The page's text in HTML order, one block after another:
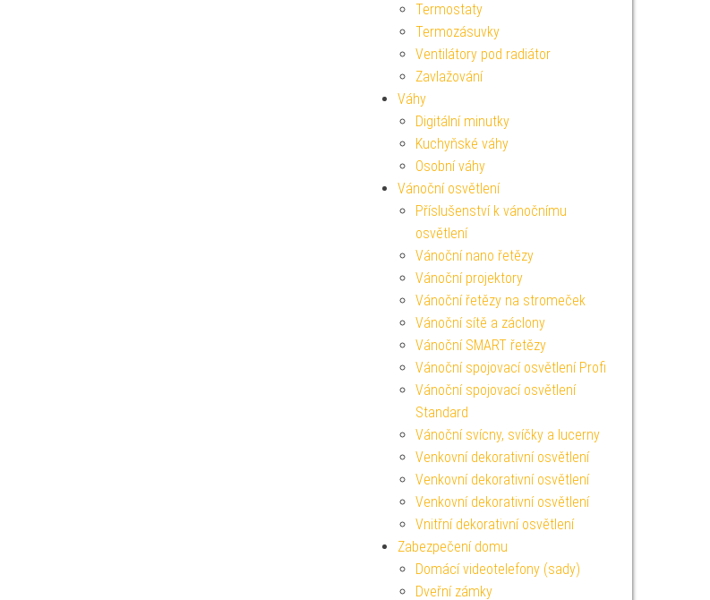
Termostaty
Termozásuvky
Ventilátory pod radiátor
Zavlažování
Váhy
Digitální minutky
Kuchyňské váhy
Osobní váhy
Vánoční osvětlení
Příslušenství k vánočnímu
osvětlení
Vánoční nano řetězy
Vánoční projektory
Vánoční řetězy na stromeček
Vánoční sítě a záclony
Vánoční SMART řetězy
Vánoční spojovací osvětlení Profi
Vánoční spojovací osvětlení
Standard
Vánoční svícny, svíčky a lucerny
Venkovní dekorativní osvětlení
Venkovní dekorativní osvětlení
Venkovní dekorativní osvětlení
Vnitřní dekorativní osvětlení
Zabezpečení domu
Domácí videotelefony (sady)
Dveřní zámky